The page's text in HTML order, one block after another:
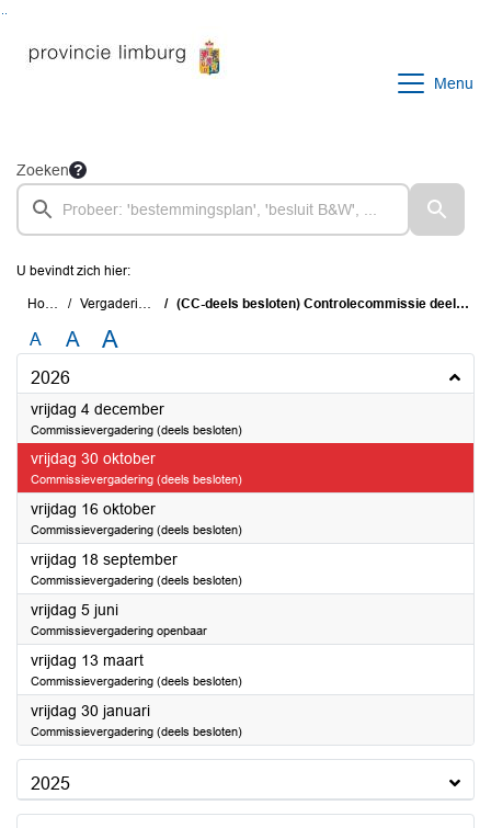
Menu
Zoeken
U bevindt zich hier:
Home Vergaderingen (CC-deels besloten) Controlecommissie deels besloten
A A A
2026
vrijdag 4 december2026
Commissievergadering (deels besloten)
vrijdag 30 oktober2026
Commissievergadering (deels besloten)
vrijdag 16 oktober2026
Commissievergadering (deels besloten)
vrijdag 18 september2026
Commissievergadering (deels besloten)
vrijdag 5 juni2026
Commissievergadering openbaar
vrijdag 13 maart2026
Commissievergadering (deels besloten)
vrijdag 30 januari2026
Commissievergadering (deels besloten)
2025